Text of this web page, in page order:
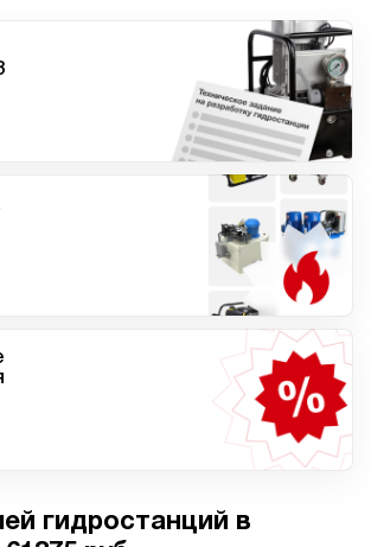
Мини гидростанции
Компактные гидростанции
Гидростанции с ДВС
Гидростанции высокого
давления c электроприводом
гидростанций в